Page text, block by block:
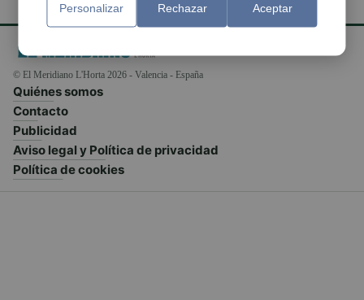
© El Meridiano L'Horta 2026 - Valencia - España
Quiénes somos
Contacto
Publicidad
Aviso legal y Política de privacidad
Política de cookies
Personalizar Rechazar Aceptar